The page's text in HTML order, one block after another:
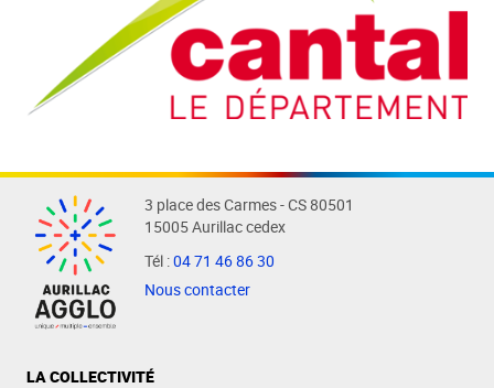
3 place des Carmes - CS 80501
15005 Aurillac cedex
Tél :04 71 46 86 30
Nous contacter
LA COLLECTIVITÉ